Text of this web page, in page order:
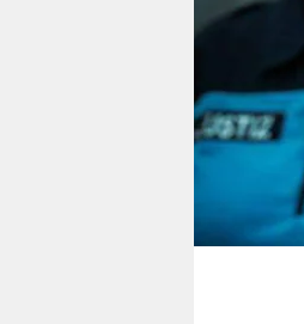
shop
fragen &
abo